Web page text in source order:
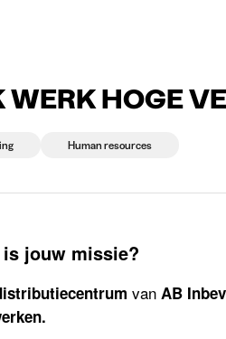
HOGE
Human resources
is jouw missie?
van AB